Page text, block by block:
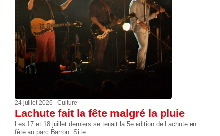
24 juillet 2026 Culture
Lachute fait la fête malgré la pluie
Les 17 et 18 juillet derniers se tenait la 5e édition de Lachute en
fête au parc Barron. Si le…